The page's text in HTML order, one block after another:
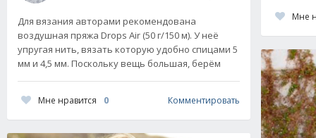
Для вязания авторами рекомендована
воздушная пряжа Drops Air (50 г/150 м). У неё
упругая нить, вязать которую удобно спицами 5
мм и 4,5 мм. Поскольку вещь большая, берём
Мне нравится 0 Комментировать
Мне